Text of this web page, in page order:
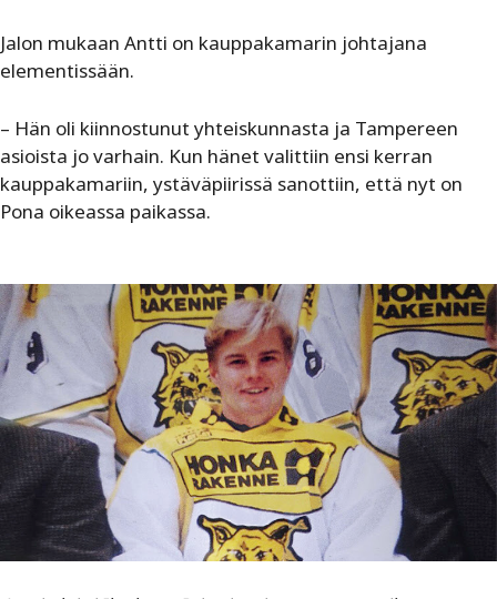
Jalon mukaan Antti on kauppakamarin johtajana
elementissään.
– Hän oli kiinnostunut yhteiskunnasta ja Tampereen
asioista jo varhain. Kun hänet valittiin ensi kerran
kauppakamariin, ystäväpiirissä sanottiin, että nyt on
Pona oikeassa paikassa.